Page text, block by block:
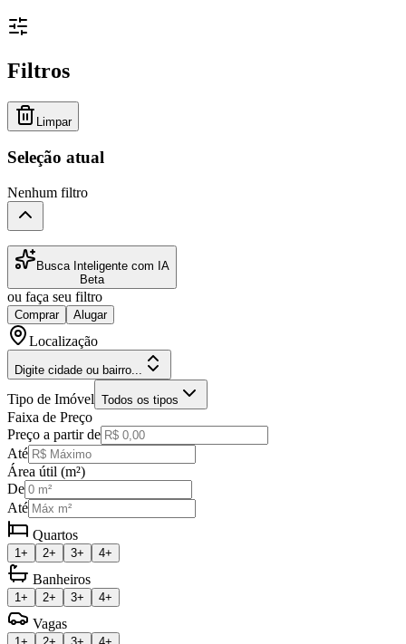
Filtros
Limpar
Seleção atual
Nenhum filtro
Busca Inteligente com IA
Beta
ou faça seu filtro
Comprar Alugar
Localização
Digite cidade ou bairro...
Tipo de Imóvel Todos os tipos
Faixa de Preço
Preço a partir de
Até
Área útil (m²)
De
Até
Quartos
1+ 2+ 3+ 4+
Banheiros
1+ 2+ 3+ 4+
Vagas